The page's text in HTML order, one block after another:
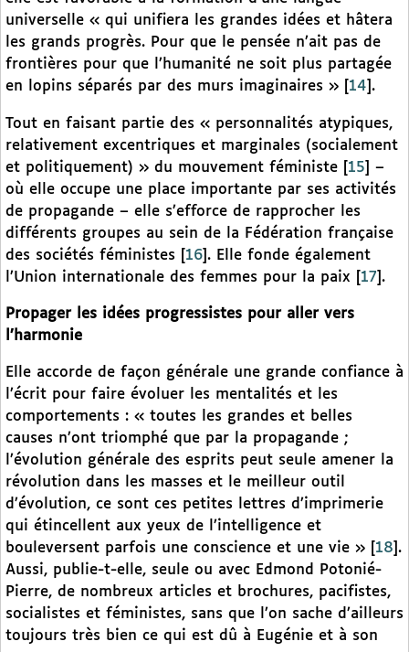
universelle « qui unifiera les grandes idées et hâtera
les grands progrès. Pour que le pensée n’ait pas de
frontières pour que l’humanité ne soit plus partagée
en lopins séparés par des murs imaginaires »
14 .
Tout en faisant partie des « personnalités atypiques,
relativement excentriques et marginales (socialement
et politiquement) » du mouvement féministe
15
–
où elle occupe une place importante par ses activités
de propagande – elle s’efforce de rapprocher les
différents groupes au sein de la Fédération française
des sociétés féministes
16 . Elle fonde également
l’Union internationale des femmes pour la paix
17 .
Propager les idées progressistes pour aller vers
l’harmonie
Elle accorde de façon générale une grande confiance à
l’écrit pour faire évoluer les mentalités et les
comportements : « toutes les grandes et belles
causes n’ont triomphé que par la propagande ;
l’évolution générale des esprits peut seule amener la
révolution dans les masses et le meilleur outil
d’évolution, ce sont ces petites lettres d’imprimerie
qui étincellent aux yeux de l’intelligence et
bouleversent parfois une conscience et une vie »
18 .
Aussi, publie-t-elle, seule ou avec Edmond Potonié-
Pierre, de nombreux articles et brochures, pacifistes,
socialistes et féministes, sans que l’on sache d’ailleurs
toujours très bien ce qui est dû à Eugénie et à son